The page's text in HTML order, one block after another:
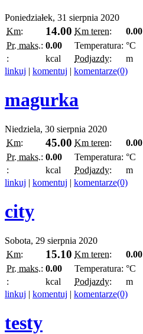
Poniedziałek, 31 sierpnia 2020
Km:
14.00 Km teren: 0.00
Pr. maks.: 0.00 Temperatura: °C
:
kcal Podjazdy: m
linkuj | komentuj | komentarze(0)
magurka
Niedziela, 30 sierpnia 2020
Km:
45.00 Km teren: 0.00
Pr. maks.: 0.00 Temperatura: °C
:
kcal Podjazdy: m
linkuj | komentuj | komentarze(0)
city
Sobota, 29 sierpnia 2020
Km:
15.10 Km teren: 0.00
Pr. maks.: 0.00 Temperatura: °C
:
kcal Podjazdy: m
linkuj | komentuj | komentarze(0)
testy